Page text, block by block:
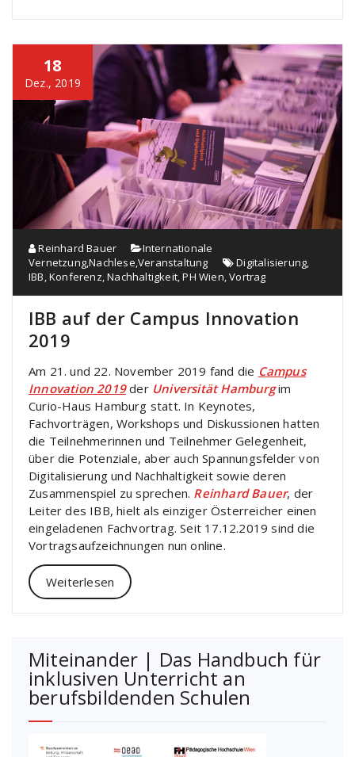
18
Dez., 2019
Reinhard Bauer
Internationale
Vernetzung,Nachlese,Veranstaltung Digitalisierung,
IBB,Konferenz,Nachhaltigkeit,PH Wien,Vortrag
IBB auf der Campus Innovation
2019
Am 21. und 22. November 2019 fand die Campus
Innovation 2019der Universität Hamburgim
Curio-Haus Hamburg statt. In Keynotes,
Fachvorträgen, Workshops und Diskussionen hatten
die Teilnehmerinnen und Teilnehmer Gelegenheit,
über die Potenziale, aber auch Spannungsfelder von
Digitalisierung und Nachhaltigkeit sowie deren
Zusammenspiel zu sprechen. Reinhard Bauer, der
Leiter des IBB, hielt als einziger Österreicher einen
eingeladenen Fachvortrag. Seit 17.12.2019 sind die
Vortragsaufzeichnungen nun online.
Weiterlesen
Miteinander | Das Handbuch für
inklusiven Unterricht an
berufsbildenden Schulen